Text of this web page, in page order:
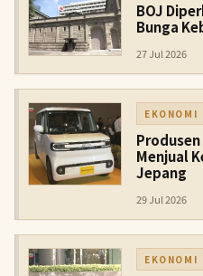
BOJ
Bunga
27 Jul 2026
EKONOMI
Produsen
Menjual
Jepang
29 Jul 2026
EKONOMI